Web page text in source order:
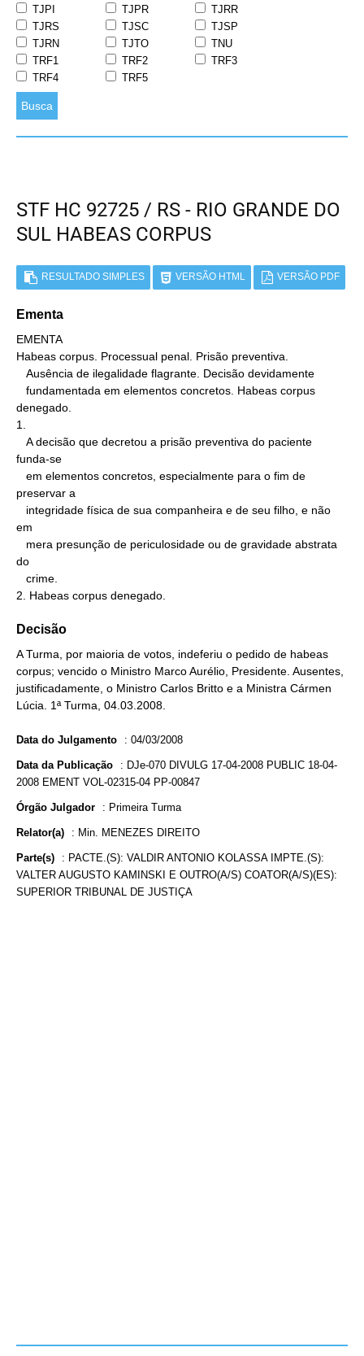
TJPI
TJPR
TJRR
TJRS
TJSC
TJSP
TJRN
TJTO
TNU
TRF1
TRF2
TRF3
TRF4
TRF5
Busca
STF HC 92725 / RS - RIO GRANDE DO
SUL HABEAS CORPUS
RESULTADO SIMPLES VERSÃO HTML VERSÃO PDF
Ementa
EMENTA
Habeas corpus. Processual penal. Prisão preventiva.
denegado.
1.
funda-se
preservar a
em
do
2. Habeas corpus denegado.
Decisão
A Turma, por maioria de votos, indeferiu o pedido de habeas
corpus; vencido o Ministro Marco Aurélio, Presidente. Ausentes,
justificadamente, o Ministro Carlos Britto e a Ministra Cármen
Lúcia. 1ª Turma, 04.03.2008.
Data do Julgamento : 04/03/2008
Data da Publicação : DJe-070 DIVULG 17-04-2008 PUBLIC 18-04-
2008 EMENT VOL-02315-04 PP-00847
Órgão Julgador : Primeira Turma
Relator(a) : Min. MENEZES DIREITO
Parte(s) : PACTE.(S): VALDIR ANTONIO KOLASSA IMPTE.(S):
VALTER AUGUSTO KAMINSKI E OUTRO(A/S) COATOR(A/S)(ES):
SUPERIOR TRIBUNAL DE JUSTIÇA